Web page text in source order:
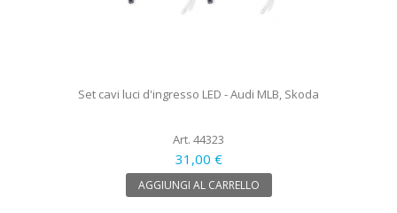
Set cavi luci d'ingresso LED - Audi MLB, Skoda
Art. 44323
31,00 €
AGGIUNGI AL CARRELLO